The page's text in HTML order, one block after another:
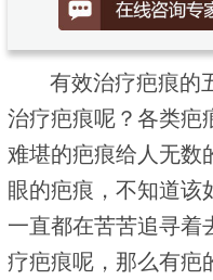
有效治疗疤痕的
治疗疤痕呢？各类疤
难堪的疤痕给人无数
眼的疤痕，不知道该
一直都在苦苦追寻着
疗疤痕呢，那么有疤